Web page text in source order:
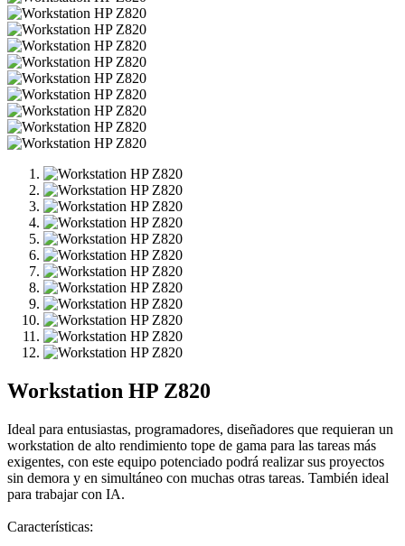
Workstation HP Z820
Ideal para entusiastas, programadores, diseñadores que requieran un
workstation de alto rendimiento tope de gama para las tareas más
exigentes, con este equipo potenciado podrá realizar sus proyectos
sin demora y en simultáneo con muchas otras tareas. También ideal
para trabajar con IA.
Características: